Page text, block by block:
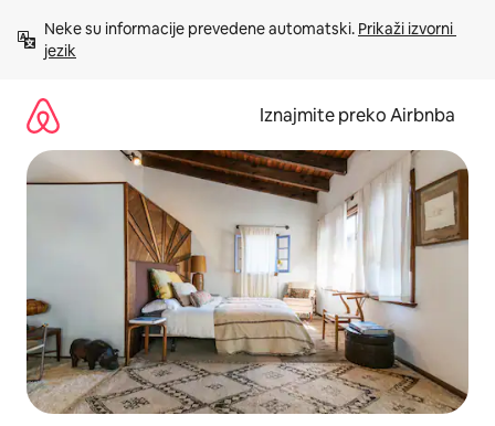
sadržaj
Neke su informacije prevedene automatski. Prikaži izvorni
jezik
Iznajmite preko Airbnba